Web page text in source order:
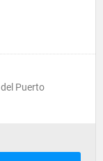
Puerto